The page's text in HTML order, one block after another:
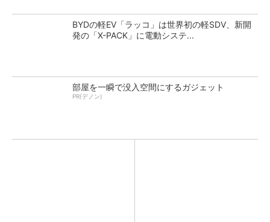
BYDの軽EV「ラッコ」は世界初の軽SDV、新開
発の「X-PACK」に電動システ...
部屋を一瞬で没入空間にするガジェット
PR(デノン)